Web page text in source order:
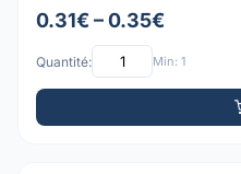
0.31€ – 0.35€
Quantité: Min: 1